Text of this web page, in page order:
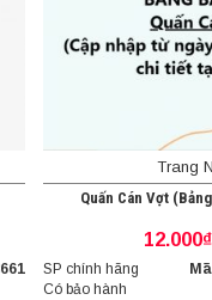
Trang
Quấn Cán Vợt
12.000₫
SP chính hãng
Có bảo hành